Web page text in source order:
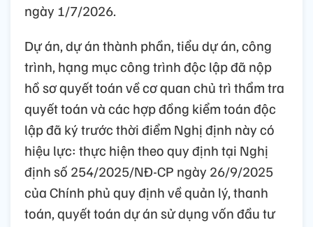
ngày 1/7/2026.
Dự án, dự án thành phần, tiểu dự án, công
trình, hạng mục công trình độc lập đã nộp
hồ sơ quyết toán về cơ quan chủ trì thẩm tra
quyết toán và các hợp đồng kiểm toán độc
lập đã ký trước thời điểm Nghị định này có
hiệu lực: thực hiện theo quy định tại Nghị
định số 254/2025/NĐ-CP ngày 26/9/2025
của Chính phủ quy định về quản lý, thanh
toán, quyết toán dự án sử dụng vốn đầu tư